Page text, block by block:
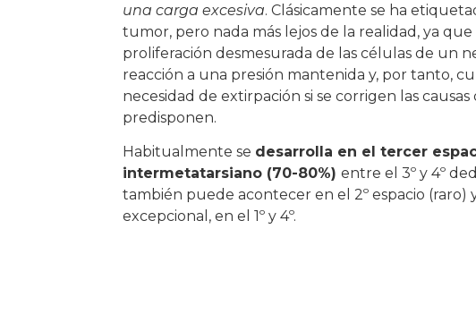
una carga excesiva. Clásicamente se ha
tumor, pero nada más lejos de la realidad, ya que
proliferación desmesurada de las células de un
reacción a una presión mantenida y, por tanto,
necesidad de extirpación si se corrigen las causas
predisponen.
Habitualmente se desarrolla en el tercer
intermetatarsiano (70-80%) entre el 3º y 4º
también puede acontecer en el 2º espacio (raro)
excepcional, en el 1º y 4º.